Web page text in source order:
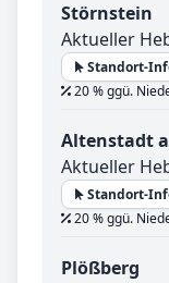
Störnstein
Aktueller
Standort-
20 % ggü.
Altenstadt
Aktueller
Standort-
20 % ggü.
Plößberg